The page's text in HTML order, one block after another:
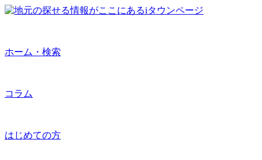
ホーム・検索
コラム
はじめての方